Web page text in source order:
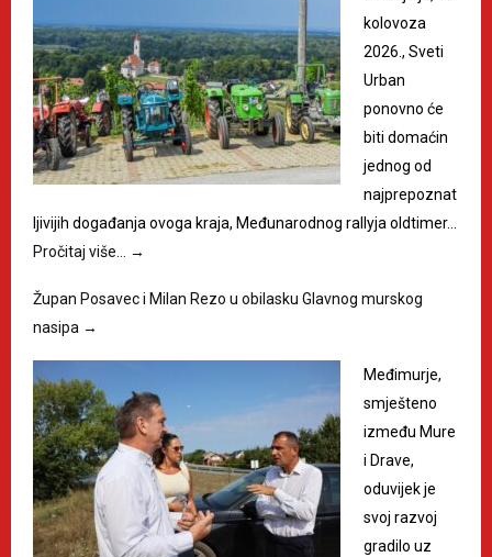
kolovoza
2026., Sveti
Urban
ponovno će
biti domaćin
jednog od
najprepoznat
ljivijih događanja ovoga kraja, Međunarodnog rallyja oldtimer…
Pročitaj više… →
Župan Posavec i Milan Rezo u obilasku Glavnog murskog
nasipa →
Međimurje,
smješteno
između Mure
i Drave,
oduvijek je
svoj razvoj
gradilo uz